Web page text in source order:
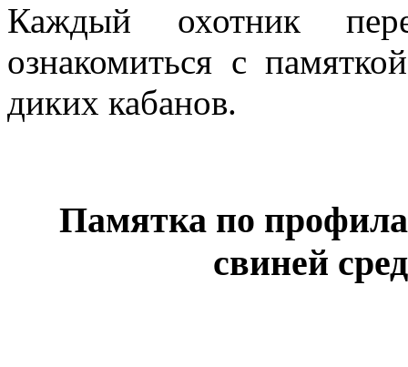
Каждый охотник
ознакомиться с
диких кабанов.
Памятка по
свиней